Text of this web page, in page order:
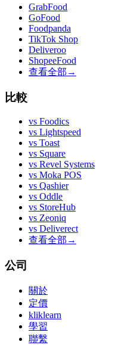
GrabFood
GoFood
Foodpanda
TikTok Shop
Deliveroo
ShopeeFood
查看全部 →
比較
vs Foodics
vs Lightspeed
vs Toast
vs Square
vs Revel Systems
vs Moka POS
vs Qashier
vs Oddle
vs StoreHub
vs Zeoniq
vs Deliverect
查看全部 →
公司
關於
定價
kliklearn
學習
聯繫